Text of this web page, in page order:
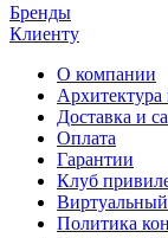
Бренды
Клиенту
О компании
Архитектура
Доставка и
Оплата
Гарантии
Клуб
Политика